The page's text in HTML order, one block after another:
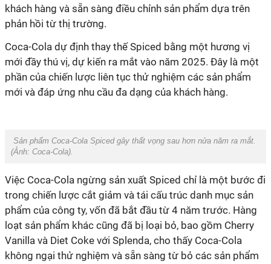
khách hàng và sẵn sàng điều chỉnh sản phẩm dựa trên
phản hồi từ thị trường.
Coca-Cola dự định thay thế Spiced bằng một hương vị
mới đầy thú vị, dự kiến ra mắt vào năm 2025. Đây là một
phần của chiến lược liên tục thử nghiệm các sản phẩm
mới và đáp ứng nhu cầu đa dạng của khách hàng.
Sản phẩm Coca-Cola Spiced gây thất vọng sau hơn nửa năm ra mắt.
(Ảnh: Coca-Cola).
Việc Coca-Cola ngừng sản xuất Spiced chỉ là một bước đi
trong chiến lược cắt giảm và tái cấu trúc danh mục sản
phẩm của công ty, vốn đã bắt đầu từ 4 năm trước. Hàng
loạt sản phẩm khác cũng đã bị loại bỏ, bao gồm Cherry
Vanilla và Diet Coke với Splenda, cho thấy Coca-Cola
không ngại thử nghiệm và sẵn sàng từ bỏ các sản phẩm